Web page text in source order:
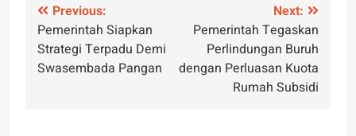
Post
navigation
Previous:
Pemerintah Siapkan
Strategi Terpadu Demi
Swasembada Pangan
Next:
Pemerintah Tegaskan
Perlindungan Buruh
dengan Perluasan Kuota
Rumah Subsidi